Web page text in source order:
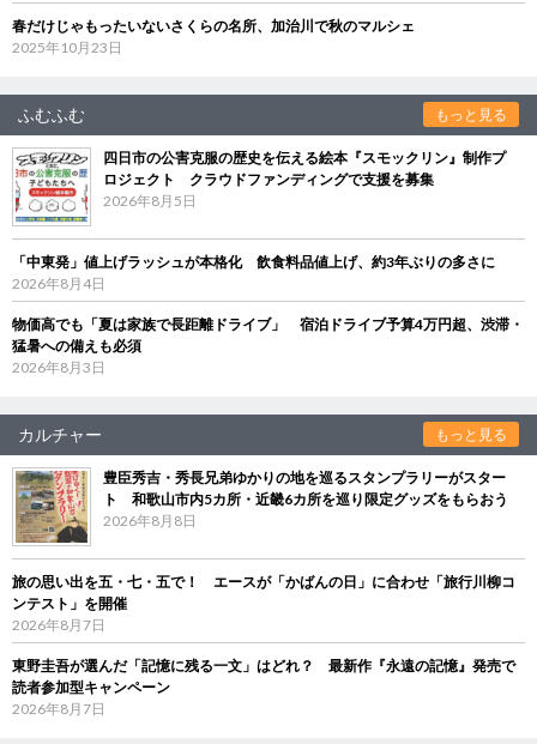
春だけじゃもったいないさくらの名所、加治川で秋のマルシェ
2025年10月23日
ふむふむ もっと見る
四日市の公害克服の歴史を伝える絵本『スモックリン』制作プ
ロジェクト クラウドファンディングで支援を募集
2026年8月5日
「中東発」値上げラッシュが本格化 飲食料品値上げ、約3年ぶりの多さに
2026年8月4日
物価高でも「夏は家族で長距離ドライブ」 宿泊ドライブ予算4万円超、渋滞・
猛暑への備えも必須
2026年8月3日
カルチャー もっと見る
豊臣秀吉・秀長兄弟ゆかりの地を巡るスタンプラリーがスター
ト 和歌山市内5カ所・近畿6カ所を巡り限定グッズをもらおう
2026年8月8日
旅の思い出を五・七・五で！ エースが「かばんの日」に合わせ「旅行川柳コ
ンテスト」を開催
2026年8月7日
東野圭吾が選んだ「記憶に残る一文」はどれ？ 最新作『永遠の記憶』発売で
読者参加型キャンペーン
2026年8月7日